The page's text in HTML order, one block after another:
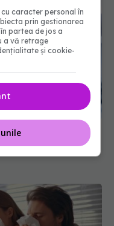
pentru a elimina o
caracter personal în
prin gestionarea
partea de jos a
a vă retrage
și cookie-